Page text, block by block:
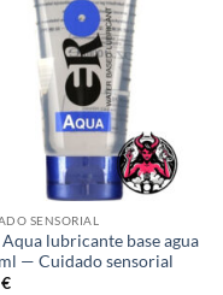
SENSORIAL
Aqua lubricante base agua
— Cuidado sensorial
€